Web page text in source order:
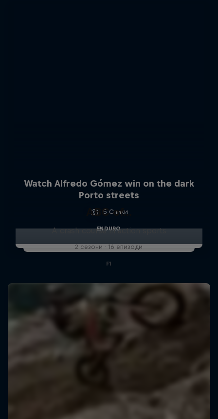
Watch Alfredo Gómez win on the dark
Porto streets
5 Слики
ENDURO
ABC of...
A crash course in action sports
2 сезони · 16 епизоди
F1